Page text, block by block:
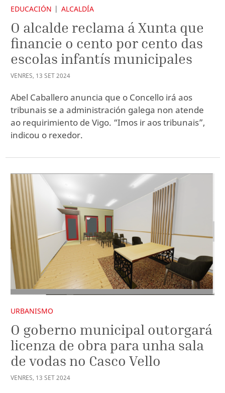
EDUCACIÓN ALCALDÍA
O alcalde reclama á Xunta que
financie o cento por cento das
escolas infantís municipales
VENRES, 13 SET2024
Abel Caballero anuncia que o Concello irá aos
tribunais se a administración galega non atende
ao requirimiento de Vigo. “Imos ir aos tribunais”,
indicou o rexedor.
URBANISMO
O goberno municipal outorgará
licenza de obra para unha sala
de vodas no Casco Vello
VENRES, 13 SET2024